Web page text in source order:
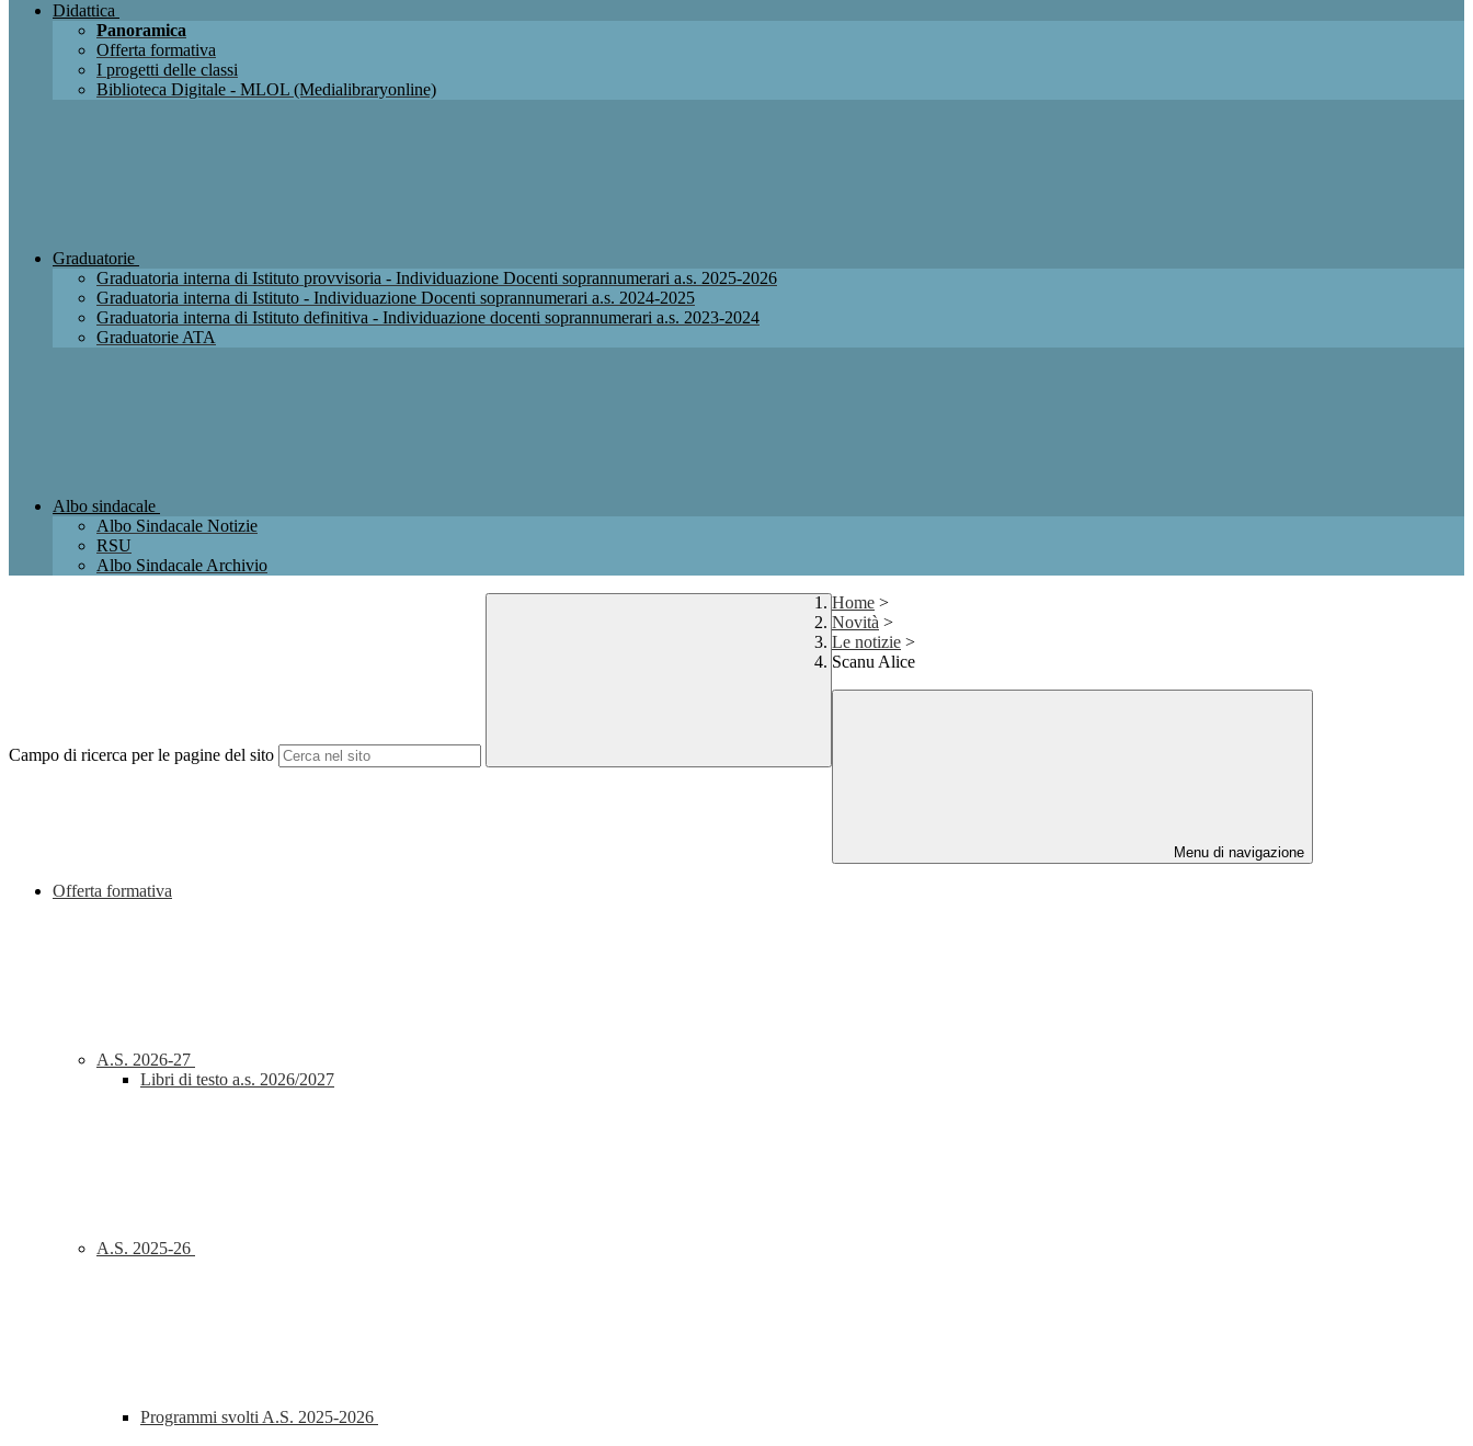
Didattica
Panoramica
Offerta formativa
I progetti delle classi
Biblioteca Digitale - MLOL (Medialibraryonline)
Graduatorie
Graduatoria interna di Istituto provvisoria - Individuazione Docenti soprannumerari a.s. 2025-2026
Graduatoria interna di Istituto - Individuazione Docenti soprannumerari a.s. 2024-2025
Graduatoria interna di Istituto definitiva - Individuazione docenti soprannumerari a.s. 2023-2024
Graduatorie ATA
Albo sindacale
Albo Sindacale Notizie
RSU
Albo Sindacale Archivio
Campo di ricerca per le pagine del sito
Home >
Novità >
Le notizie >
Scanu Alice
Menu di navigazione
Offerta formativa
A.S. 2026-27
Libri di testo a.s. 2026/2027
A.S. 2025-26
Programmi svolti A.S. 2025-2026